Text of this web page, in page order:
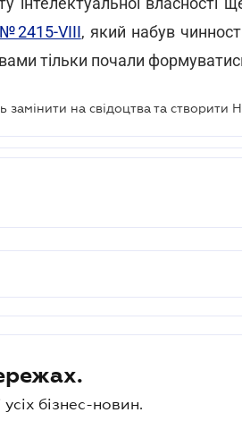
VIII, який набув
тільки почали
бізнес-новин.